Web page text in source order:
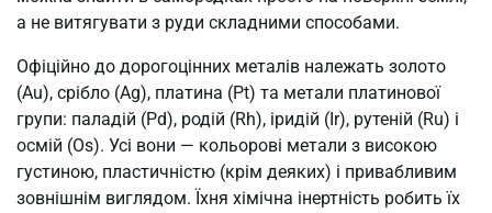
а не витягувати з руди складними способами.
Офіційно до дорогоцінних металів належать золото
(Au), срібло (Ag), платина (Pt) та метали платинової
групи: паладій (Pd), родій (Rh), іридій (Ir), рутеній (Ru) і
осмій (Os). Усі вони — кольорові метали з високою
густиною, пластичністю (крім деяких) і привабливим
зовнішнім виглядом. Їхня хімічна інертність робить їх